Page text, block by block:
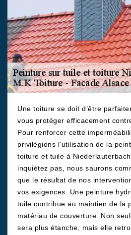
Une toiture se doit d’être
vous protéger efficacement
Pour renforcer cette
privilégions l’utilisation de la
toiture et tuile à
inquiétez pas, nous saurons
que le résultat de nos
vos exigences. Une peinture
tuile contribue au maintien de la
matériau de couverture. Non
sera plus étanche, mais elle